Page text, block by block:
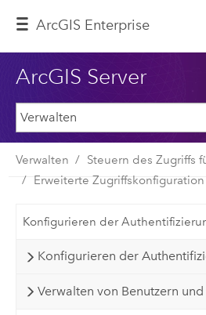
ArcGIS Enterprise
ArcGIS Server
Verwalten
Steuern des Zugriffs
Erweiterte Zugriffskonfiguration
Konfigurieren der
Konfigurieren der
Verwalten von Benutzern